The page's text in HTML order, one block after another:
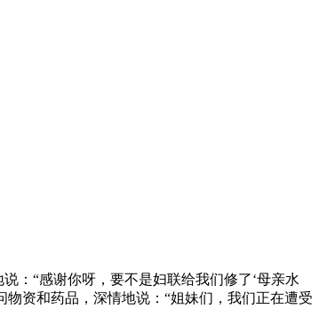
：“感谢你呀，要不是妇联给我们修了‘母亲水
资和药品，深情地说：“姐妹们，我们正在遭受